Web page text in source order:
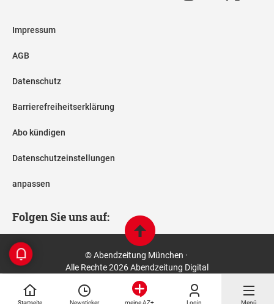
Startseite Newsticker meine AZ+ Login Menü
Impressum
AGB
Datenschutz
Barrierefreiheitserklärung
Abo kündigen
Datenschutzeinstellungen
anpassen
Folgen Sie uns auf:
© Abendzeitung München ·
Alle Rechte 2026 Abendzeitung Digital